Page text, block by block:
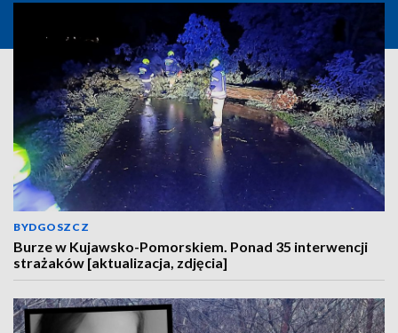
BYDGOSZCZ
Burze w Kujawsko-Pomorskiem. Ponad 35 interwencji
strażaków [aktualizacja, zdjęcia]